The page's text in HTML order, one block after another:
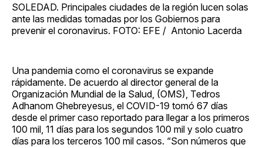
SOLEDAD. Principales ciudades de la región lucen solas
ante las medidas tomadas por los Gobiernos para
prevenir el coronavirus. FOTO: EFE / Antonio Lacerda
Una pandemia como el coronavirus se expande
rápidamente. De acuerdo al director general de la
Organización Mundial de la Salud, (OMS), Tedros
Adhanom Ghebreyesus, el COVID-19 tomó 67 días
desde el primer caso reportado para llegar a los primeros
100 mil, 11 días para los segundos 100 mil y solo cuatro
días para los terceros 100 mil casos. “Son números que